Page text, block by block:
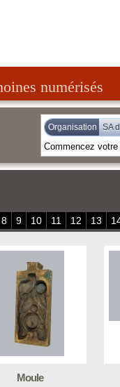
numérisés
Organisation SA
8 9 10 11 12 13
Moule